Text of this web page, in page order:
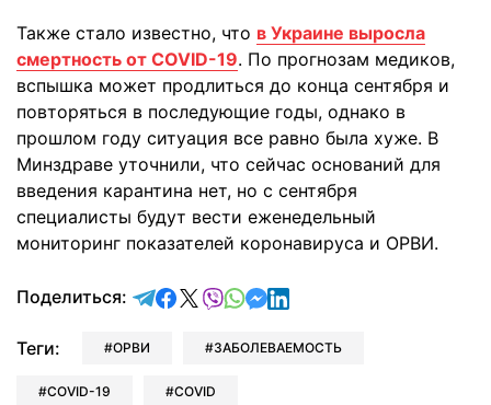
Также стало известно, что в Украине выросла
смертность от COVID-19. По прогнозам медиков,
вспышка может продлиться до конца сентября и
повторяться в последующие годы, однако в
прошлом году ситуация все равно была хуже. В
Минздраве уточнили, что сейчас оснований для
введения карантина нет, но с сентября
специалисты будут вести еженедельный
мониторинг показателей коронавируса и ОРВИ.
Поделиться: отправить в Telegram
поделиться в Facebook
поделиться в X
отправить в Viber
отправить в Whatsapp
отправить в Messenger
отправить в LinkedIn
Теги: ОРВИ ЗАБОЛЕВАЕМОСТЬ
COVID-19 COVID